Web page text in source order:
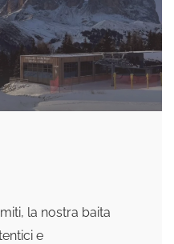
la nostra baita
e